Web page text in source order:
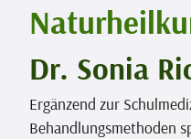
Dr. Sonia
Ergänzend zur
Behandlungsmethoden